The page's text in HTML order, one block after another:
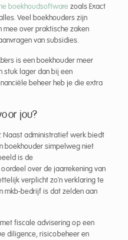
boekhoudsoftwarezoals Exact
Veel boekhouders zijn
mee over praktische zaken
van subsidies.
is een boekhouder meer
stuk lager dan bij een
beheer heb je die extra
jou?
Naast administratief werk biedt
boekhouder simpelweg niet
is de
over de jaarrekening van
verplicht zo’n verklaring te
mkb-bedrijf is dat zelden aan
fiscale advisering op een
diligence, risicobeheer en